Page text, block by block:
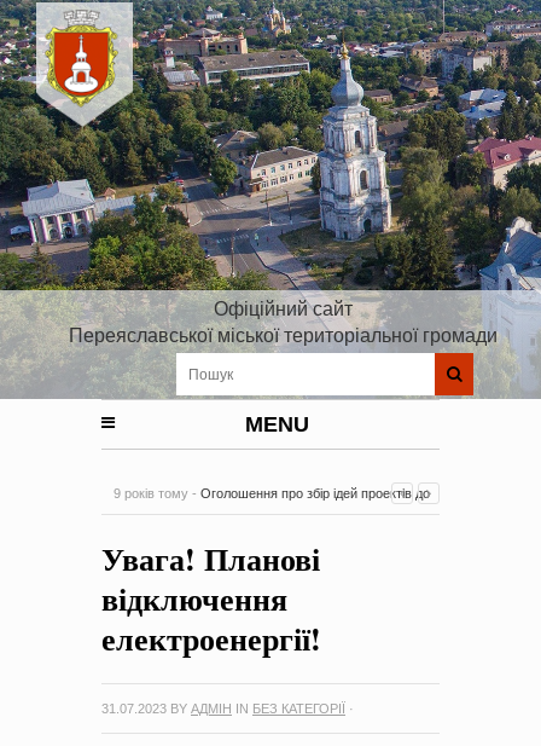
Офіційний сайт
Переяславської міської територіальної громади
MENU
9 років тому - Оголошення про збір ідей проектів до
на період 2018 – 2020 роки Оголошення про збір ідей
Увага! Планові
відключення
електроенергії!
31.07.2023 BY АДМІН IN БЕЗ КАТЕГОРІЇ ·